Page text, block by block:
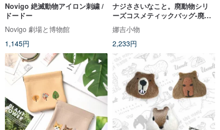
Novigo 絶滅動物アイロン刺繍 /
ドードー
Novigo 劇場と博物館
1,145円
ナジささいなこと。廃動物シリ
ーズコスメティックバッグ-廃廃
棄物三華
娜吉小物
2,233円